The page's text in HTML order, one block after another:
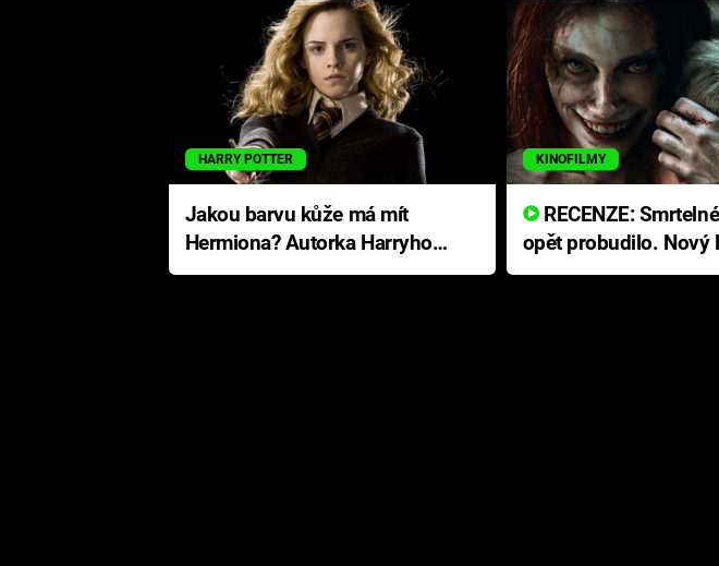
HARRY POTTER
Jakou barvu kůže má mít
Hermiona? Autorka Harryho
Pottera přišla s ráznou
KINOFILMY
RECENZE: Smrtelné zlo se
opět probudilo. Nový
přichází s